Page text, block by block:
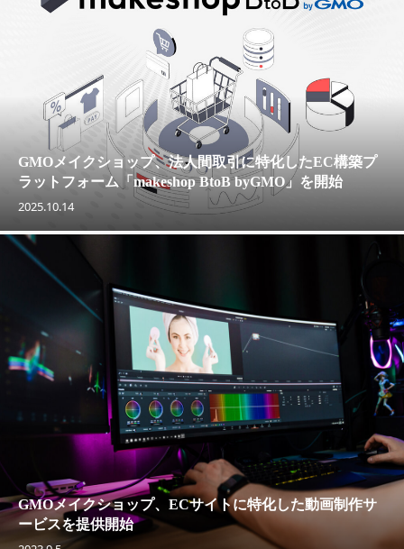
GMOメイクショップ、法人間取引に特化したEC構築プ
ラットフォーム「makeshop BtoB byGMO」を開始
2025.10.14
GMOメイクショップ、ECサイトに特化した動画制作サ
ービスを提供開始